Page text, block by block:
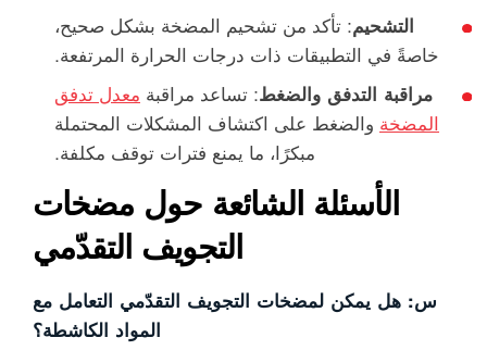
التشحيم: تأكد من تشحيم المضخة بشكل صحيح،
خاصةً في التطبيقات ذات درجات الحرارة المرتفعة.
مراقبة التدفق والضغط: تساعد مراقبة معدل تدفق
المضخة والضغط على اكتشاف المشكلات المحتملة
مبكرًا، ما يمنع فترات توقف مكلفة.
الأسئلة الشائعة حول مضخات
التجويف التقدّمي
س: هل يمكن لمضخات التجويف التقدّمي التعامل مع
المواد الكاشطة؟